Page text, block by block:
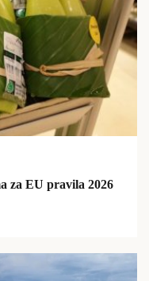
za EU pravila 2026